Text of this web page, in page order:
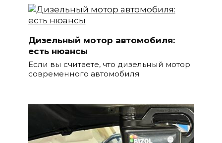
Дизельный мотор автомобиля:
есть нюансы
Если вы считаете, что дизельный мотор
современного автомобиля